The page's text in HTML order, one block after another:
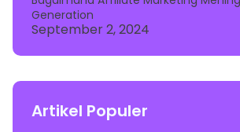
Generation
September 2, 2024
Artikel Populer